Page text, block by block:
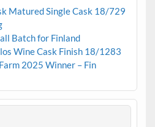
Matured Single Cask 18/729
Batch for Finland
Wine Cask Finish 18/1283
2025 Winner – Fin